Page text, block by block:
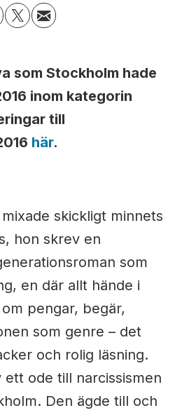
som Stockholm hade
inom kategorin
till
här.
skickligt minnets
hon skrev en
som
en där allt hände i
pengar, begär,
som genre – det
och rolig läsning.
ett ode till narcissismen
Den ägde till och